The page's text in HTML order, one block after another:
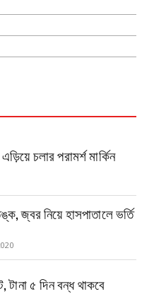
চলার পরামর্শ মার্কিন
জ্বর নিয়ে হাসপাতালে ভর্তি
টানা ৫ দিন বন্ধ থাকবে